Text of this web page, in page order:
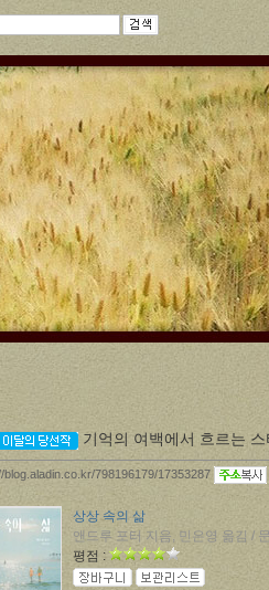
기억의 여백에서 흐르는
blog.aladin.co.kr/798196179/17353287
상상 속의 삶
앤드루 포터 지음, 민은영 옮김 /
평점 :